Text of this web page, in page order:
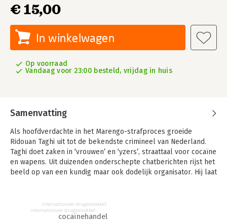
€ 15,00
In winkelwagen
Op voorraad
Vandaag voor 23:00 besteld, vrijdag in huis
Samenvatting
Als hoofdverdachte in het Marengo-strafproces groeide
Ridouan Taghi uit tot de bekendste crimineel van Nederland.
Taghi doet zaken in ‘vrouwen’ en ‘yzers’, straattaal voor cocaïne
en wapens. Uit duizenden onderschepte chatberichten rijst het
beeld op van een kundig maar ook dodelijk organisator. Hij laat
Het Marengo-proces, een van de grootste strafzaken ooit in
cocaïnehandel
internationale drugssmokkel
internationale drugssmokkel